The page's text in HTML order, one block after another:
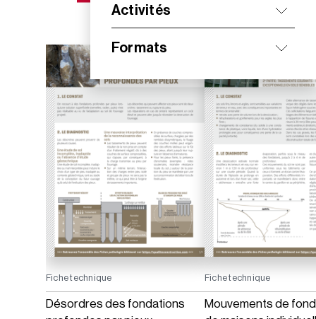
Activités
Formats
Fiche technique
Désordres des fondations
Fiche technique
Mouvements de